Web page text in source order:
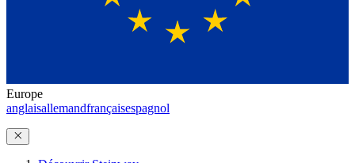
Europe
anglaisallemandfrançaisespagnol